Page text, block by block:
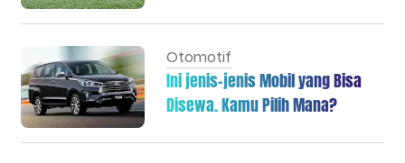
Otomotif
Ini jenis-jenis Mobil yang Bisa
Disewa. Kamu Pilih Mana?